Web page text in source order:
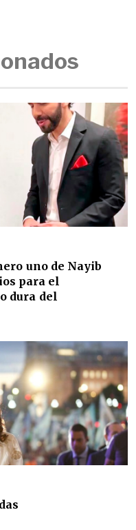
uno de Nayib
para el
dura del